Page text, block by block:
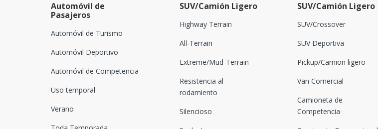
Automóvil de
Pasajeros
Automóvil de Turismo
Automóvil Deportivo
Automóvil de Competencia
Uso temporal
Verano
SUV/Camión Ligero
Highway Terrain
All-Terrain
Extreme/Mud-Terrain
Resistencia al
rodamiento
Silencioso
SUV/Camión Ligero
SUV/Crossover
SUV Deportiva
Pickup/Camion ligero
Van Comercial
Camioneta de
Competencia